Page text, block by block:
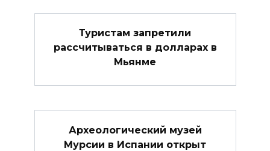
Туристам запретили
рассчитываться в долларах в
Мьянме
Археологический музей
Мурсии в Испании открыт